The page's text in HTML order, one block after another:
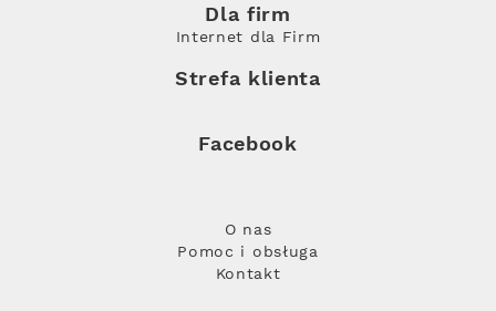
Dla firm
Internet dla Firm
Strefa klienta
Facebook
O nas
Pomoc i obsługa
Kontakt